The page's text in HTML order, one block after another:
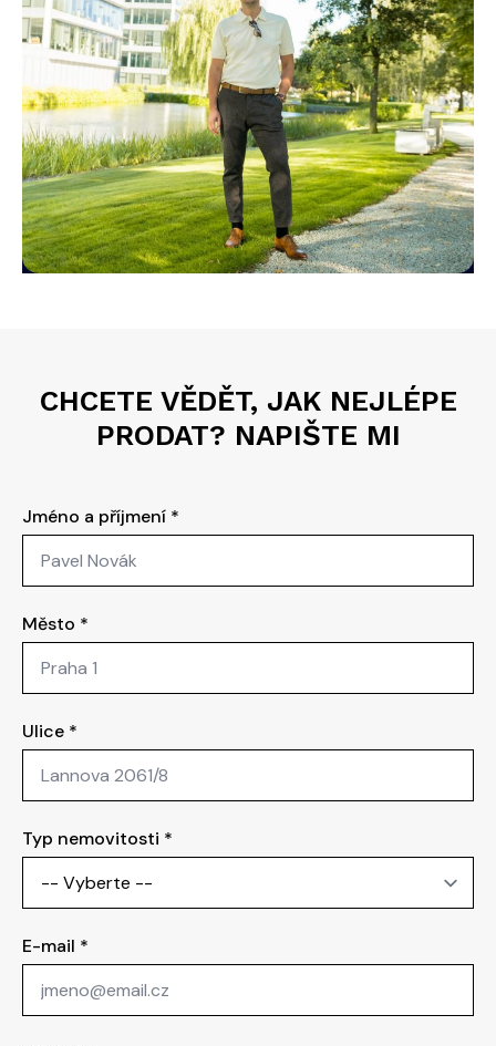
CHCETE VĚDĚT, JAK NEJLÉPE
PRODAT? NAPIŠTE MI
Jméno a příjmení *
Město *
Ulice *
Typ nemovitosti *
E-mail *